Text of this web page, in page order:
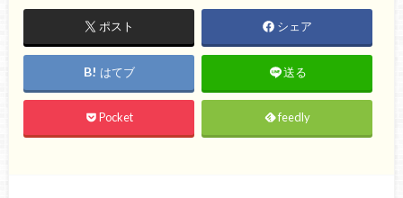
ポスト シェア
はてブ 送る
Pocket feedly